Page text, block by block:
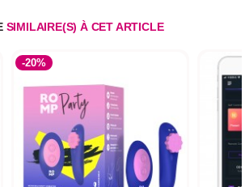
SIMILAIRE(S) À CET ARTICLE
-20%